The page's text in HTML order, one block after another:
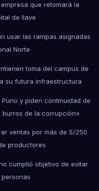
que retomará la
de Ilave
usar las rampas asignadas
Norte
toma del campus de
su futura infraestructura
y piden continuidad de
de la corrupción»
ventas por más de S/250
productores
cumplió objetivo de evitar